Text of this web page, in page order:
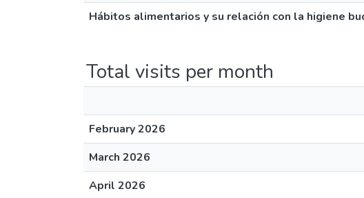
Hábitos alimentarios y su relación con la higiene
Total visits per month
February 2026
March 2026
April 2026